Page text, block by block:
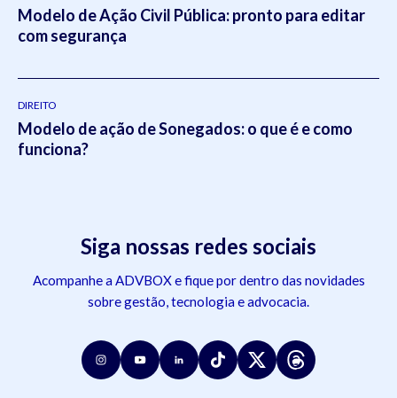
Modelo de Ação Civil Pública: pronto para editar
com segurança
DIREITO
Modelo de ação de Sonegados: o que é e como
funciona?
Siga nossas redes sociais
Acompanhe a ADVBOX e fique por dentro das novidades
sobre gestão, tecnologia e advocacia.